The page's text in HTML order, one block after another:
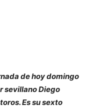
de hoy domingo
sevillano Diego
Es su sexto